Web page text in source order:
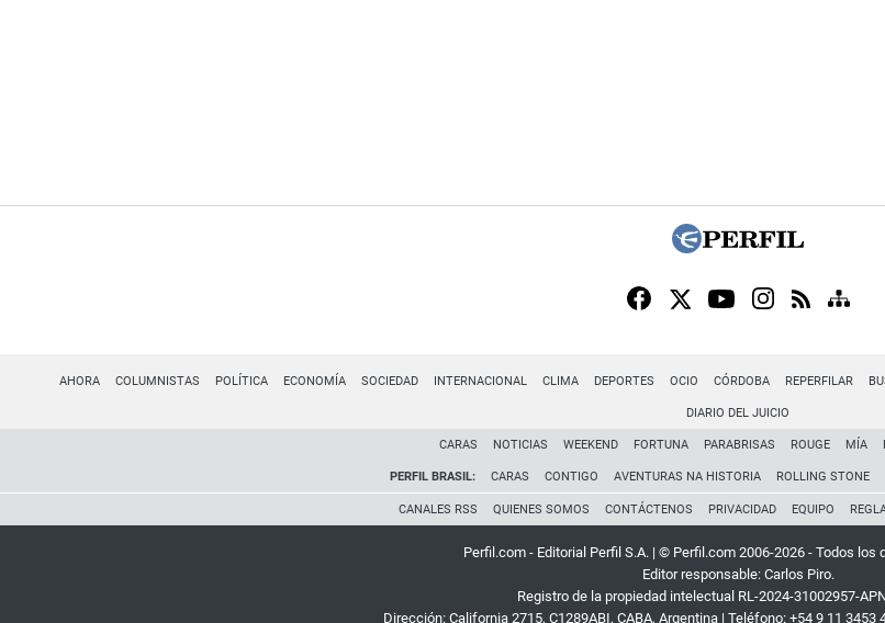
AHORA COLUMNISTAS POLÍTICA ECONOMÍA SOCIEDAD INTERNACIONAL CLIMA DEPORTES OCIO CÓRDOBA REPERFILAR
DIARIO DEL JUICIO
CARAS NOTICIAS WEEKEND FORTUNA PARABRISAS ROUGE MÍA
PERFIL BRASIL: CARAS CONTIGO AVENTURAS NA HISTORIA ROLLING STONE
CANALES RSS QUIENES SOMOS CONTÁCTENOS PRIVACIDAD EQUIPO
Perfil.com - Editorial Perfil S.A.| © Perfil.com 2006-2026 - Todos los
Editor responsable: Carlos Piro.
Registro de la propiedad intelectual RL-2024-31002957-
Dirección: California 2715, C1289ABI, CABA, Argentina| Teléfono: +54 9 11 3453